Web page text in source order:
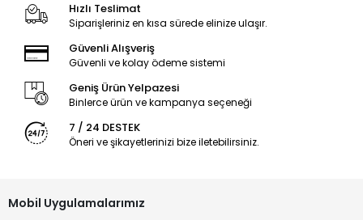
GARANTİ DURUMU
Kullanıcıdan kaynaklanan sorunlar garanti kapsamı
dışındadır!
İADE VE DEĞİŞİM KURALLARI
LCD Ekran, Kasa, Kapak, Bataryalar ve diğer aldığınız iç
akşamlarda ürünün hasar görmemiş olması gerekmektedir.
yapın.
Hızlı Teslimat
Siparişleriniz en kısa sürede elinize ulaşır.
Güvenli Alışveriş
Güvenli ve kolay ödeme sistemi
Geniş Ürün Yelpazesi
Binlerce ürün ve kampanya seçeneği
7 / 24 DESTEK
Öneri ve şikayetlerinizi bize iletebilirsiniz.
Mobil Uygulamalarımız